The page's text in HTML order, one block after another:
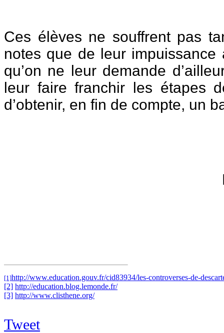
Ces élèves ne souffrent pas
notes que de leur
qu’on ne leur demande
leur faire franchir les étapes
d’obtenir, en fin de compte, un
[1]http://www.education.gouv.fr/cid83934/les-controverses-de-
[2] http://education.blog.lemonde.fr/
[3] http://www.clisthene.org/
Tweet